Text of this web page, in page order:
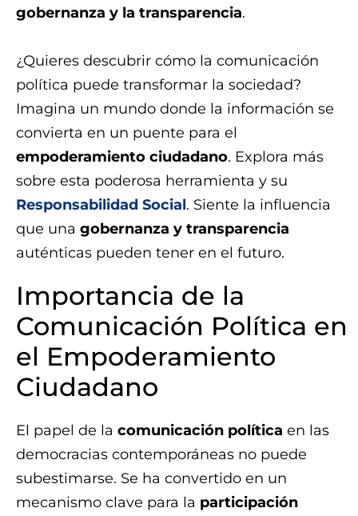
gobernanza y la transparencia.
¿Quieres descubrir cómo la comunicación
política puede transformar la sociedad?
Imagina un mundo donde la información se
convierta en un puente para el
empoderamiento ciudadano. Explora más
sobre esta poderosa herramienta y su
Responsabilidad Social. Siente la influencia
que una gobernanza y transparencia
auténticas pueden tener en el futuro.
Importancia de la
Comunicación Política en
el Empoderamiento
Ciudadano
El papel de la comunicación política en las
democracias contemporáneas no puede
subestimarse. Se ha convertido en un
mecanismo clave para la participación